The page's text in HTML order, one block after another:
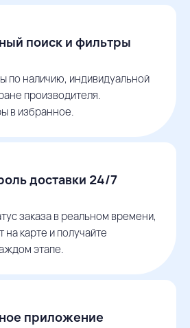
поиск и фильтры
по наличию, индивидуальной
производителя.
в избранное.
доставки 24/7
заказа в реальном времени,
карте и получайте
этапе.
приложение